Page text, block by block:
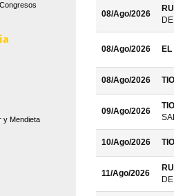
y Mendieta
08/Ago/2026
08/Ago/2026
08/Ago/2026
09/Ago/2026
10/Ago/2026
11/Ago/2026